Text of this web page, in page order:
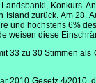
Konkurs.
Island zurück. Am 28.
und höchstens 6%
weisen diese
33 zu 30 Stimmen als
2010 Gesetz 4/2010,